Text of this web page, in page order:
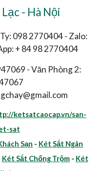
- Hà Nội
098 2770404 - Zalo:
+ 84 98 2770404
- Văn Phòng 2:
ketsatcaocap.vn/san-
sat
Sạn - Két Sắt Ngân
Két Sắt Chống Trộm- Két